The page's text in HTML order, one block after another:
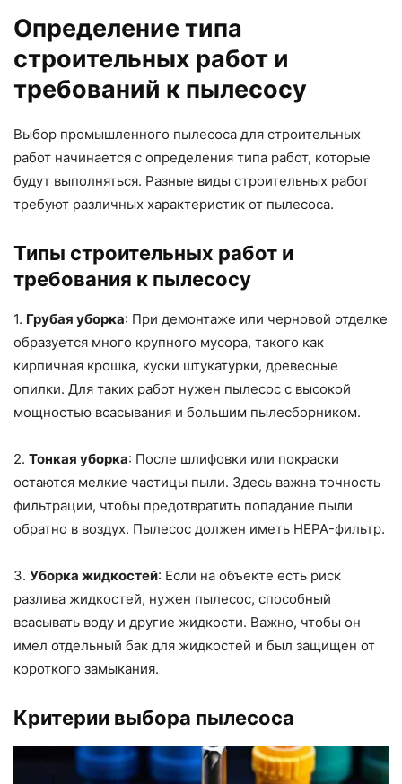
Определение типа
строительных работ и
требований к пылесосу
Выбор промышленного пылесоса для строительных
работ начинается с определения типа работ, которые
будут выполняться. Разные виды строительных работ
требуют различных характеристик от пылесоса.
Типы строительных работ и
требования к пылесосу
1. Грубая уборка: При демонтаже или черновой отделке
образуется много крупного мусора, такого как
кирпичная крошка, куски штукатурки, древесные
опилки. Для таких работ нужен пылесос с высокой
мощностью всасывания и большим пылесборником.
2. Тонкая уборка: После шлифовки или покраски
остаются мелкие частицы пыли. Здесь важна точность
фильтрации, чтобы предотвратить попадание пыли
обратно в воздух. Пылесос должен иметь HEPA-фильтр.
3. Уборка жидкостей: Если на объекте есть риск
разлива жидкостей, нужен пылесос, способный
всасывать воду и другие жидкости. Важно, чтобы он
имел отдельный бак для жидкостей и был защищен от
короткого замыкания.
Критерии выбора пылесоса